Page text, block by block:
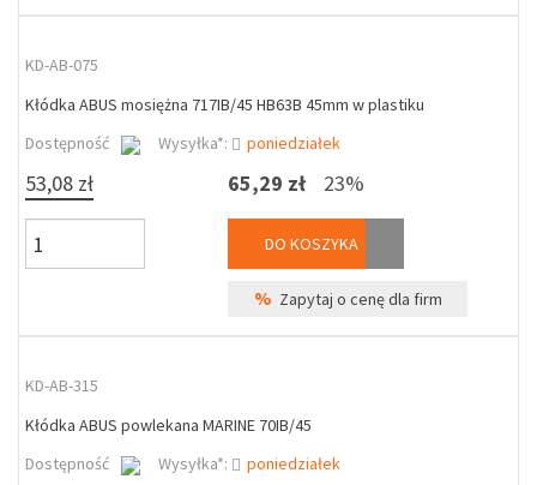
KD-AB-075
Kłódka ABUS mosiężna 717IB/45 HB63B 45mm w plastiku
Dostępność
Wysyłka*: poniedziałek
53,08 zł 65,29 zł 23%
DO KOSZYKA
% Zapytaj o cenę dla firm
KD-AB-315
Kłódka ABUS powlekana MARINE 70IB/45
Dostępność
Wysyłka*: poniedziałek